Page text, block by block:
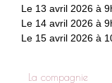
Le 13 avril 2026 à
Le 14 avril 2026 à
Le 15 avril 2026 à
La compagnie